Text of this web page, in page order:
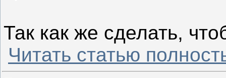
Так как же сделать,
Читать статью